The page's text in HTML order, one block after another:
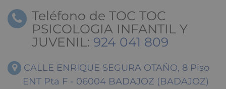
Teléfono de TOC TOC
PSICOLOGIA INFANTIL Y
JUVENIL: 924 041 809
CALLE ENRIQUE SEGURA OTAÑO, 8 Piso
ENT Pta F - 06004 BADAJOZ (BADAJOZ)